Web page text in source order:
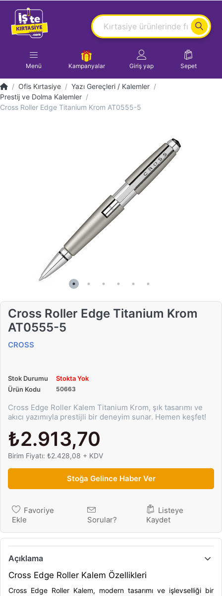
Menü Kampanyalar Giriş yap Sepet
Ofis Kırtasiye
Yazı Gereçleri / Kalemler
Prestij ve Dolma Kalemler
Cross Roller Edge Titanium Krom AT0555-5
Cross Roller Edge Titanium Krom
AT0555-5
CROSS
Stok Durumu
Stokta Yok
Ürün Kodu
50663
Cross Edge Roller Kalem Titanium Krom, şık tasarımı ve
akıcı yazımıyla prestijli bir deneyim sunar. Hemen keşfet!
₺2.913,70
Birim Fiyatı: ₺2.428,08 + KDV
Stoğa Gelince Haber Ver
Favoriye
Ekle
Sorular?
Listeye
Kaydet
Açıklama
Cross Edge Roller Kalem Özellikleri
Cross Edge Roller Kalem, modern tasarımı ve işlevselliği bir